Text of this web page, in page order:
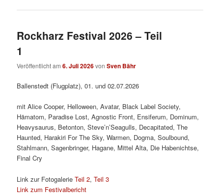
Rockharz Festival 2026 – Teil
1
Veröffentlicht am6. Juli 2026vonSven Bähr
Ballenstedt (Flugplatz), 01. und 02.07.2026
mit Alice Cooper, Helloween, Avatar, Black Label Society,
Hämatom, Paradise Lost, Agnostic Front, Ensiferum, Dominum,
Heavysaurus, Betonton, Steve’n’Seagulls, Decapitated, The
Haunted, Harakiri For The Sky, Warmen, Dogma, Soulbound,
Stahlmann, Sagenbringer, Hagane, Mittel Alta, Die Habenichtse,
Final Cry
Link zur FotogalerieTeil 2,Teil 3
Link zum Festivalbericht